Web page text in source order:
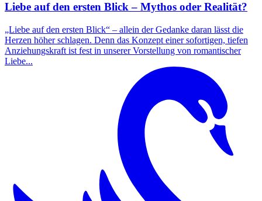
Liebe auf den ersten Blick – Mythos oder Realität?
„Liebe auf den ersten Blick“ – allein der Gedanke daran lässt die
Herzen höher schlagen. Denn das Konzept einer sofortigen, tiefen
Anziehungskraft ist fest in unserer Vorstellung von romantischer
Liebe...